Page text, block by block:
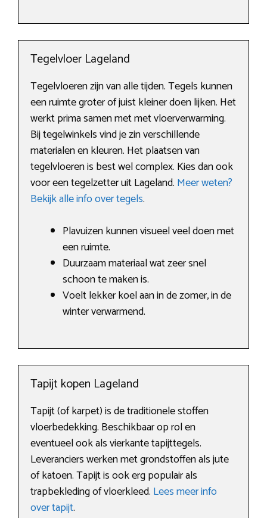
Tegelvloer Lageland
Tegelvloeren zijn van alle tijden. Tegels kunnen
een ruimte groter of juist kleiner doen lijken. Het
werkt prima samen met met vloerverwarming.
Bij tegelwinkels vind je zin verschillende
materialen en kleuren. Het plaatsen van
tegelvloeren is best wel complex. Kies dan ook
voor een tegelzetter uit Lageland. Meer weten?
Bekijk alle info over tegels.
Plavuizen kunnen visueel veel doen met
een ruimte.
Duurzaam materiaal wat zeer snel
schoon te maken is.
Voelt lekker koel aan in de zomer, in de
winter verwarmend.
Tapijt kopen Lageland
Tapijt (of karpet) is de traditionele stoffen
vloerbedekking. Beschikbaar op rol en
eventueel ook als vierkante tapijttegels.
Leveranciers werken met grondstoffen als jute
of katoen. Tapijt is ook erg populair als
trapbekleding of vloerkleed. Lees meer info
over tapijt.